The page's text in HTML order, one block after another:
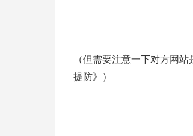
（但需要注意一下对方网
提防》）